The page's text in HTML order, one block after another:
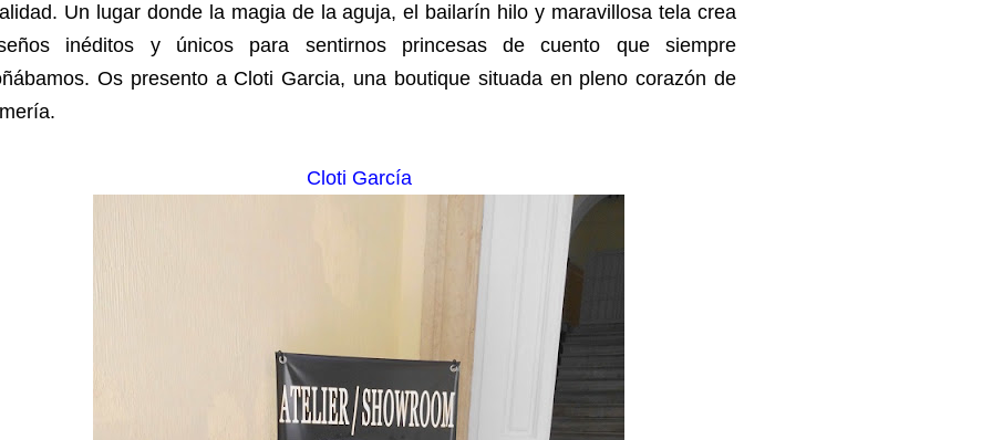
Un lugar donde la magia de la aguja, el bailarín hilo y maravillosa tela crea
inéditos y únicos para sentirnos princesas de cuento que siempre
Os presento a Cloti Garcia, una boutique situada en pleno corazón de
Cloti García